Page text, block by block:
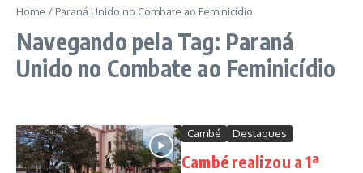
Home / Paraná Unido no Combate ao Feminicídio
Navegando pela Tag: Paraná
Unido no Combate ao Feminicídio
Cambé Destaques
Cambé realizou a 1ª